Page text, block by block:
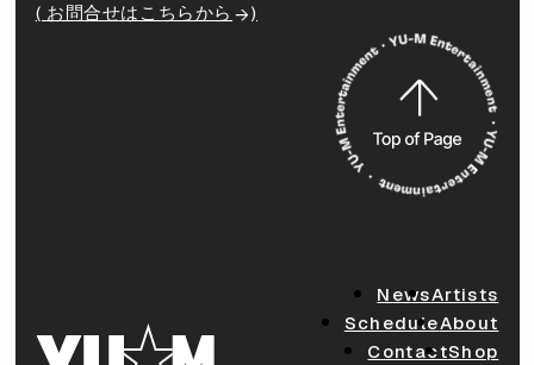
( お問合せはこちらから )
NewsArtists
ScheduleAbout
ContactShop